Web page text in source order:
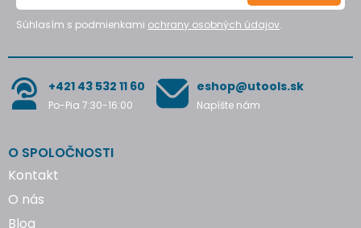
Súhlasím s podmienkami ochrany osobných údajov.
+421 43 532 11 60
Po-Pia 7:30-16:00
eshop@utools.sk
Napíšte nám
O SPOLOČNOSTI
Kontakt
O nás
Blog